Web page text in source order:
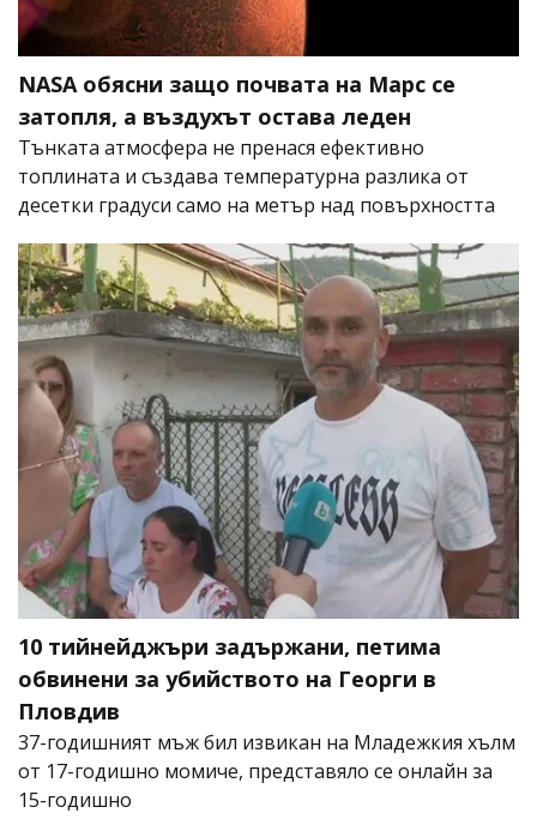
NASA обясни защо почвата на Марс се
затопля, а въздухът остава леден
Тънката атмосфера не пренася ефективно
топлината и създава температурна разлика от
десетки градуси само на метър над повърхността
10 тийнейджъри задържани, петима
обвинени за убийството на Георги в
Пловдив
37-годишният мъж бил извикан на Младежкия хълм
от 17-годишно момиче, представяло се онлайн за
15-годишно